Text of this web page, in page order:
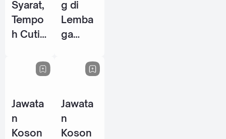
Syarat,
Tempo
h Cuti
Pekerja
Lelaki
Malays
ia
g di
Lemba
ga
(TH) -
2026
Jawata
n
Koson
Jawata
n
Koson